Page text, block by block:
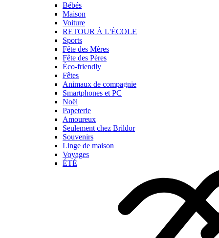
Bébés
Maison
Voiture
RETOUR À L'ÉCOLE
Sports
Fête des Mères
Fête des Pères
Éco-friendly
Fêtes
Animaux de compagnie
Smartphones et PC
Noël
Papeterie
Amoureux
Seulement chez Brildor
Souvenirs
Linge de maison
Voyages
ÉTÉ